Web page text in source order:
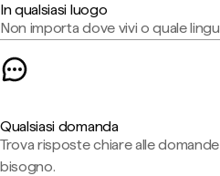
In qualsiasi luogo
Non importa dove vivi o quale
Qualsiasi domanda
Trova risposte chiare alle
bisogno.